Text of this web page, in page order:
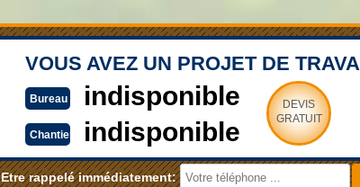
VOUS AVEZ UN PROJET DE
Bureau indisponible
Chantier indisponible
DEVIS
GRATUIT
Etre rappelé immédiatement: